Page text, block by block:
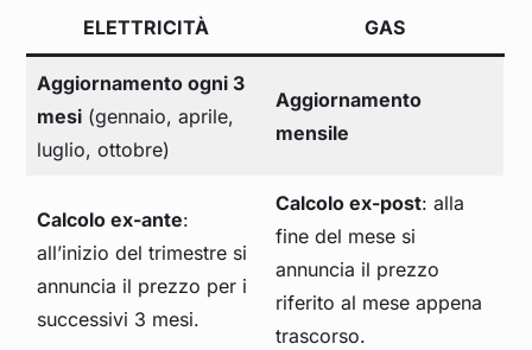
ELETTRICITÀ GAS
Aggiornamento ogni 3
mesi (gennaio, aprile,
luglio, ottobre)
Aggiornamento
mensile
Calcolo ex-ante:
all’inizio del trimestre si
annuncia il prezzo per i
successivi 3 mesi.
Calcolo ex-post: alla
fine del mese si
annuncia il prezzo
riferito al mese appena
trascorso.